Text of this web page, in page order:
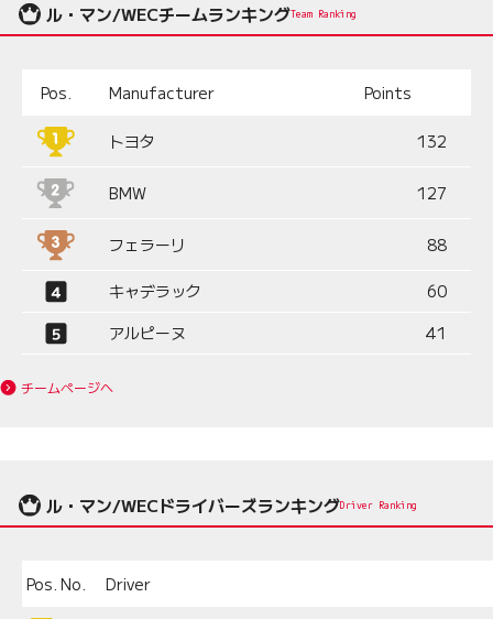
ル・マン/WECチームランキングTeam Ranking
Pos. Manufacturer Points
トヨタ 132
BMW 127
フェラーリ 88
キャデラック
60
アルピーヌ
41
チームページへ
ル・マン/WECドライバーズランキングDriver Ranking
Pos. No. Driver